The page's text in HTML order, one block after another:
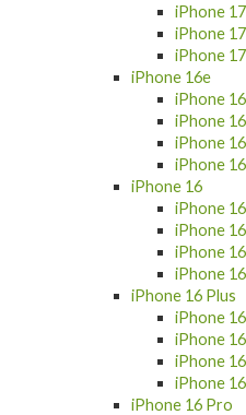
iPhone
iPhone
iPhone
iPhone 16e
iPhone
iPhone
iPhone
iPhone
iPhone 16
iPhone
iPhone 16
iPhone
iPhone
iPhone 16 Plus
iPhone
iPhone
iPhone
iPhone
iPhone 16 Pro